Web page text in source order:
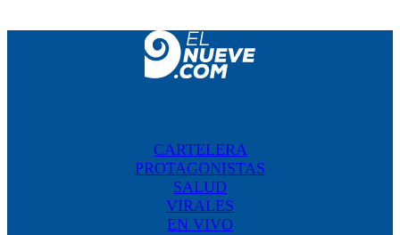
CARTELERA
PROTAGONISTAS
SALUD
VIRALES
EN VIVO